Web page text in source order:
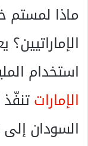
ماذا لمستم
استخدام
الإمارات
السودان